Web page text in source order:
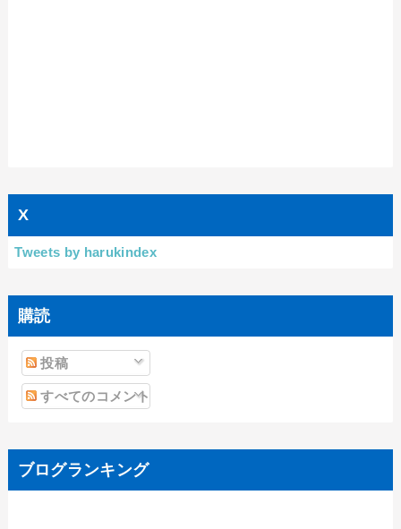
X
Tweets by harukindex
購読
投稿
すべてのコメント
ブログランキング